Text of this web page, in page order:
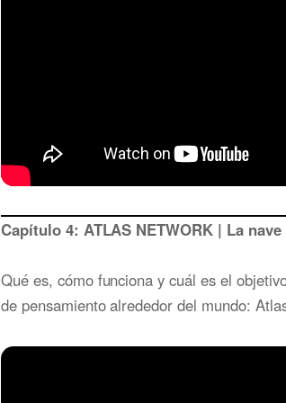
Capítulo 4: ATLAS NETWORK | La
Qué es, cómo funciona y cuál es el
de pensamiento alrededor del mundo: